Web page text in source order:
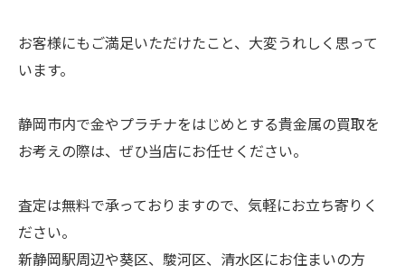
お客様にもご満足いただけたこと、大変うれしく思って
います。
静岡市内で金やプラチナをはじめとする貴金属の買取を
お考えの際は、ぜひ当店にお任せください。
査定は無料で承っておりますので、気軽にお立ち寄りく
ださい。
新静岡駅周辺や葵区、駿河区、清水区にお住まいの方